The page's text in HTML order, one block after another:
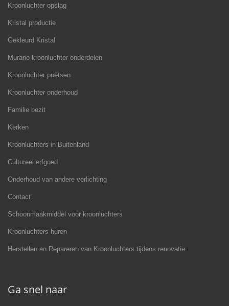
Kroonluchter opslag
Kristal productie
Gekleurd Kristal
Murano kroonluchter onderdelen
Kroonluchter poetsen
Kroonluchter onderhoud
Familie bezit
Kerken
Kroonluchters in Buitenland
Cultureel erfgoed
Onderhoud van andere verlichting
Contact
Schoonmaakmiddel voor kroonluchters
Kroonluchters huren
Herstellen en Repareren van Kroonluchters tijdens renovatie
Ga snel naar